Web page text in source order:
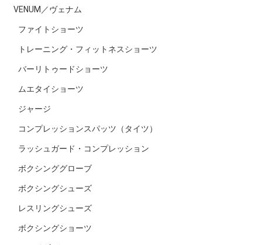
VENUM／ヴェナム
ファイトショーツ
トレーニング・フィットネスショーツ
バーリトゥードショーツ
ムエタイショーツ
ジャージ
コンプレッションスパッツ（タイツ）
ラッシュガード・コンプレッション
ボクシンググローブ
ボクシングシューズ
レスリングシューズ
ボクシングショーツ